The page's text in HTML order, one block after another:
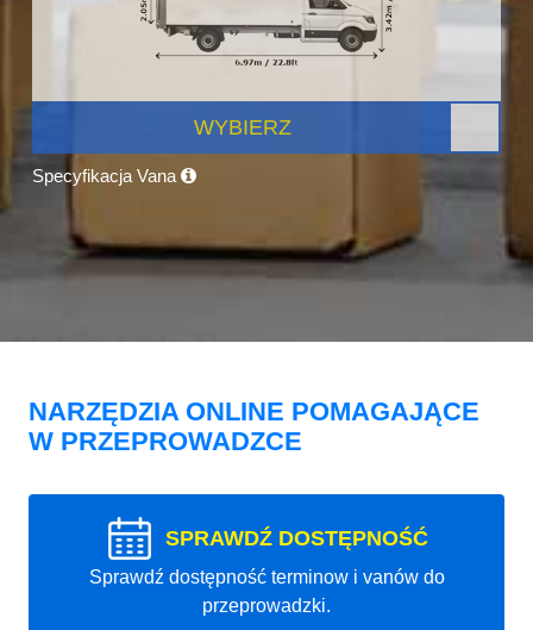
WYBIERZ
Specyfikacja Vana
NARZĘDZIA ONLINE POMAGAJĄCE
W PRZEPROWADZCE
SPRAWDŹ DOSTĘPNOŚĆ
Sprawdź dostępność terminow i vanów do
przeprowadzki.